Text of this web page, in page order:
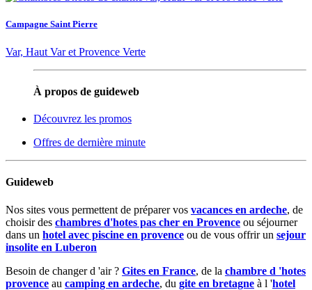
Campagne Saint Pierre
Var, Haut Var et Provence Verte
À propos de guideweb
Découvrez les promos
Offres de dernière minute
Guideweb
Nos sites vous permettent de préparer vos vacances en ardeche, de
choisir des chambres d'hotes pas cher en Provence ou séjourner
dans un hotel avec piscine en provence ou de vous offrir un sejour
insolite en Luberon
Besoin de changer d 'air ? Gites en France, de la chambre d 'hotes
provence au camping en ardeche, du gite en bretagne à l 'hotel